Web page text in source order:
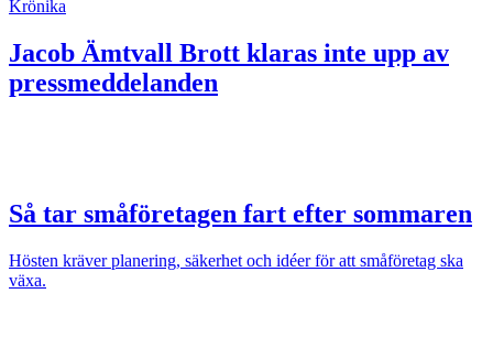
Krönika
Jacob Ämtvall Brott klaras inte upp av
pressmeddelanden
Så tar småföretagen fart efter sommaren
Hösten kräver planering, säkerhet och idéer för att småföretag ska
växa.